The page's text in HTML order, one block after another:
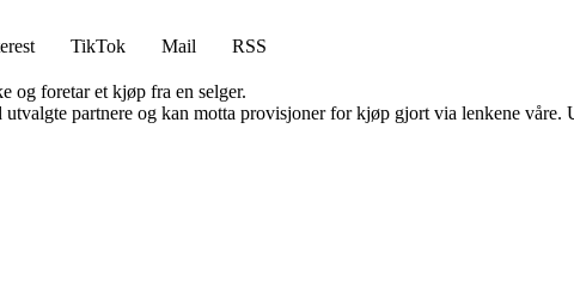
TikTok Mail
RSS
og foretar et kjøp fra en selger.
partnere og kan motta provisjoner for kjøp gjort via lenkene